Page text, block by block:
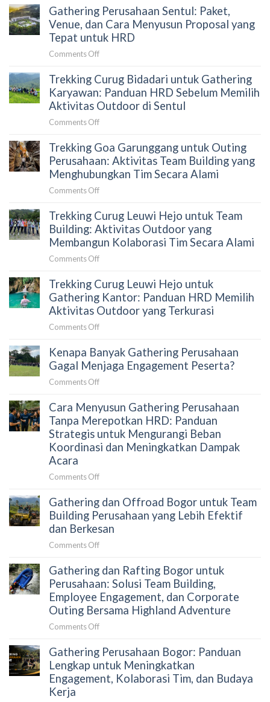
Gathering Perusahaan Sentul: Paket,
Venue, dan Cara Menyusun Proposal yang
Tepat untuk HRD
Comments Offon
Perusahaan
Sentul:
Paket,
Menyusun
Proposal
yang
Tepat
HRD
Trekking Curug Bidadari untuk Gathering
Karyawan: Panduan HRD Sebelum Memilih
Aktivitas Outdoor di Sentul
Comments Offon
Curug
Bidadari
untuk
Gathering
HRD
Sebelum
Memilih
Aktivitas
di
Sentul
Trekking Goa Garunggang untuk Outing
Perusahaan: Aktivitas Team Building yang
Menghubungkan Tim Secara Alami
Comments Offon
Goa
Garunggang
untuk
Team
Building
yang
Menghubungkan
Secara
Alami
Trekking Curug Leuwi Hejo untuk Team
Building: Aktivitas Outdoor yang
Membangun Kolaborasi Tim Secara Alami
Comments Offon
Curug
Leuwi
Hejo
Aktivitas
Outdoor
yang
Kolaborasi
Tim
Secara
Alami
Trekking Curug Leuwi Hejo untuk
Gathering Kantor: Panduan HRD Memilih
Aktivitas Outdoor yang Terkurasi
Comments Offon
Curug
Leuwi
Hejo
Kantor:
Panduan
HRD
Memilih
Outdoor
Terkurasi
Kenapa Banyak Gathering Perusahaan
Gagal Menjaga Engagement Peserta?
Comments Offon
Banyak
Gathering
Perusahaan
Gagal
Menjaga
Peserta?
Cara Menyusun Gathering Perusahaan
Tanpa Merepotkan HRD: Panduan
Strategis untuk Mengurangi Beban
Koordinasi dan Meningkatkan Dampak
Acara
Comments Offon
Menyusun
Gathering
Perusahaan
Panduan
Strategis
untuk
Mengurangi
Beban
dan
Meningkatkan
Dampak
Acara
Gathering dan Offroad Bogor untuk Team
Building Perusahaan yang Lebih Efektif
dan Berkesan
Comments Offon
dan
Offroad
Bogor
untuk
Team
Building
yang
Lebih
Efektif
Gathering dan Rafting Bogor untuk
Perusahaan: Solusi Team Building,
Employee Engagement, dan Corporate
Outing Bersama Highland Adventure
Comments Offon
dan
Rafting
Bogor
untuk
Gathering Perusahaan Bogor: Panduan
Lengkap untuk Meningkatkan
Engagement, Kolaborasi Tim, dan Budaya
Kerja